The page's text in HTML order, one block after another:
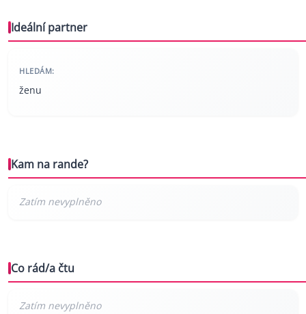
Ideální partner
HLEDÁM:
ženu
Kam na rande?
Co rád/a čtu